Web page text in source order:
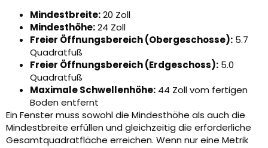
Mindestbreite:20 Zoll
Mindesthöhe:24 Zoll
Freier Öffnungsbereich (Obergeschosse): 5.7
Quadratfuß
Freier Öffnungsbereich (Erdgeschoss): 5.0
Quadratfuß
Maximale Schwellenhöhe: 44 Zoll vom fertigen
Boden entfernt
Ein Fenster muss sowohl die Mindesthöhe als auch die
Mindestbreite erfüllen und gleichzeitig die erforderliche
Gesamtquadratfläche erreichen. Wenn nur eine Metrik